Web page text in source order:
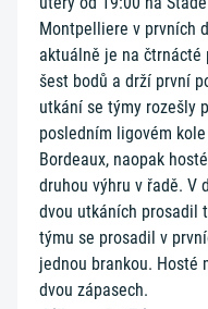
Montpelliere v prvních
aktuálně je na
šest bodů a drží první
utkání se týmy rozešly
posledním ligovém
Bordeaux, naopak
druhou výhru v řadě. V
dvou utkáních prosadil
týmu se prosadil v
jednou brankou. Hosté
dvou zápasech.